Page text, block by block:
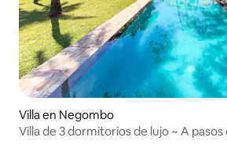
Villa en Negombo
Villa de 3 dormitorios de lujo ~ A pasos